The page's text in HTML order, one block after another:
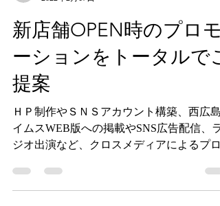
新店舗OPEN時のプロモ
ーションをトータルでご
提案
ＨＰ制作やＳＮＳアカウント構築、西広島
イムスWEB版への掲載やSNS広告配信、ラ